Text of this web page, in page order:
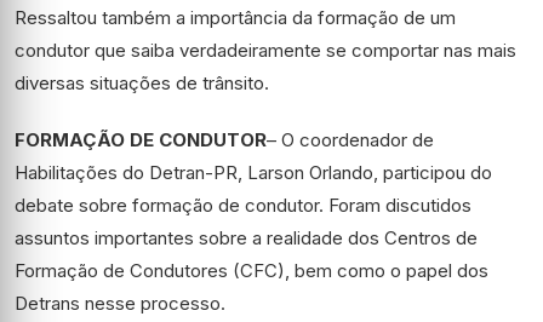
Ressaltou também a importância da formação de um
condutor que saiba verdadeiramente se comportar nas mais
diversas situações de trânsito.
FORMAÇÃO DE CONDUTOR– O coordenador de
Habilitações do Detran-PR, Larson Orlando, participou do
debate sobre formação de condutor. Foram discutidos
assuntos importantes sobre a realidade dos Centros de
Formação de Condutores (CFC), bem como o papel dos
Detrans nesse processo.